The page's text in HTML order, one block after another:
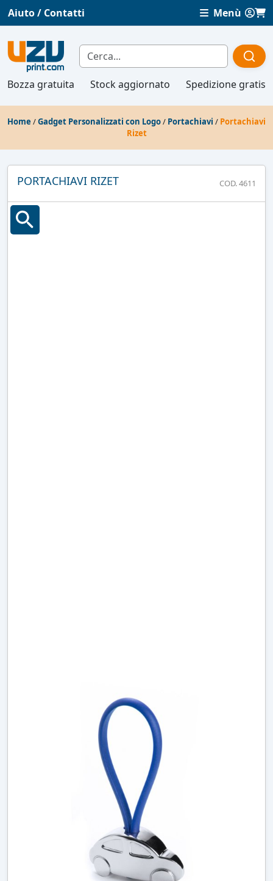
Aiuto / Contatti Menù
Bozza gratuita Stock aggiornato Spedizione gratis
Home /Gadget Personalizzati con Logo/ Portachiavi / Portachiavi
Rizet
PORTACHIAVI RIZET COD. 4611